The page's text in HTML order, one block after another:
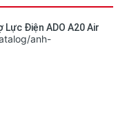
Lực Điện ADO A20 Air